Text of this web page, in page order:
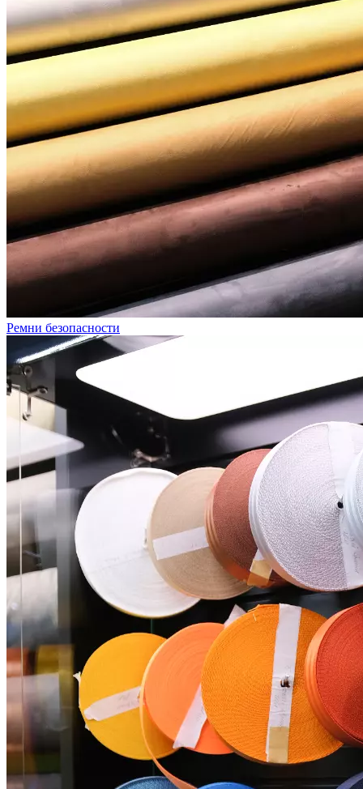
Ремни безопасности